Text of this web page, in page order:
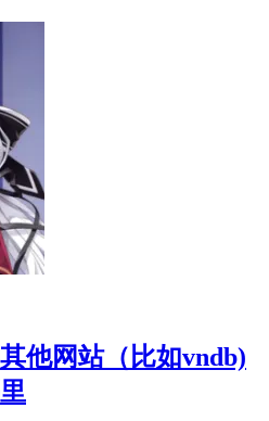
他网站（比如vndb)